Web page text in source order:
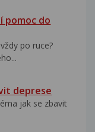
pomoc do
po ruce?
deprese
jak se zbavit